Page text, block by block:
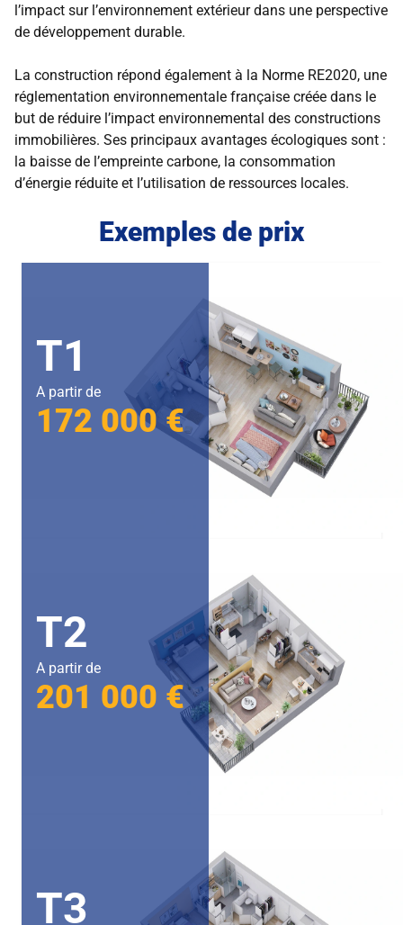
l’impact sur l’environnement extérieur dans une perspective
de développement durable.
La construction répond également à la Norme RE2020, une
réglementation environnementale française créée dans le
but de réduire l’impact environnemental des constructions
immobilières. Ses principaux avantages écologiques sont :
la baisse de l’empreinte carbone, la consommation
d’énergie réduite et l’utilisation de ressources locales.
Exemples de prix
T1
A partir de
172 000 €
T2
A partir de
201 000 €
T3